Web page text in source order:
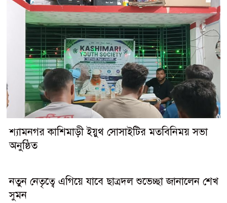
শ্যামনগর কাশিমাড়ী ইয়ুথ সোসাইটির মতবিনিময় সভা
অনুষ্ঠিত
নতুন নেতৃত্বে এগিয়ে যাবে ছাত্রদল শুভেচ্ছা জানালেন শেখ
সুমন